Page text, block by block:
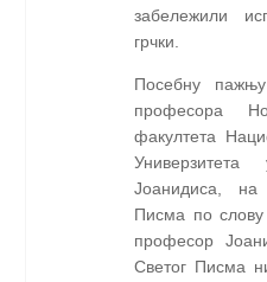
забележили
грчки.
Посебну
професора
факултета
Јоанидиса,
Писма по
професор
Светог Писма